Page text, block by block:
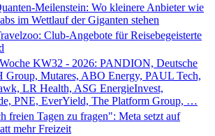
Meilenstein: Wo kleinere Anbieter wie
im Wettlauf der Giganten stehen
Club-Angebote für Reisebegeisterte
KW32 - 2026: PANDION, Deutsche
Group, Mutares, ABO Energy, PAUL Tech,
LR Health, ASG EnergieInvest,
PNE, EverYield, The Platform Group, …
freien Tagen zu fragen": Meta setzt auf
mehr Freizeit